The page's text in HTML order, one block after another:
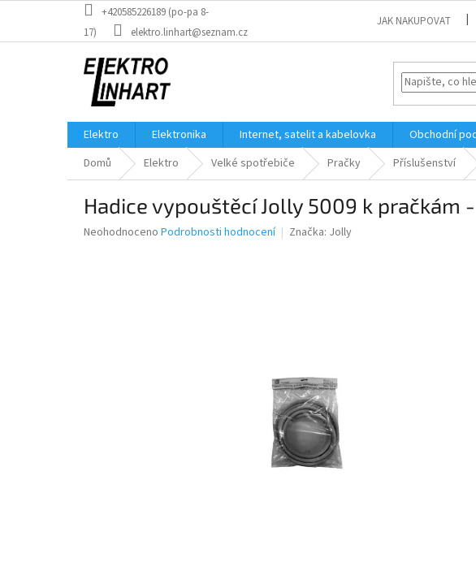
obsah
+420585226189 (po-pa 8-
17)
elektro.linhart@seznam.cz
JAK NAKUPOVAT
Elektro Elektronika Internet, satelit a kabelovka Obchodní
Domů
Elektro Velké spotřebiče Pračky Příslušenství
Hadice vypouštěcí Jolly 5009 k pračkám
Průměrné
Neohodnoceno Podrobnosti hodnocení Značka: Jolly